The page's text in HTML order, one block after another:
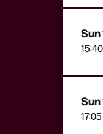
Sun
15:40
Sun
17:05